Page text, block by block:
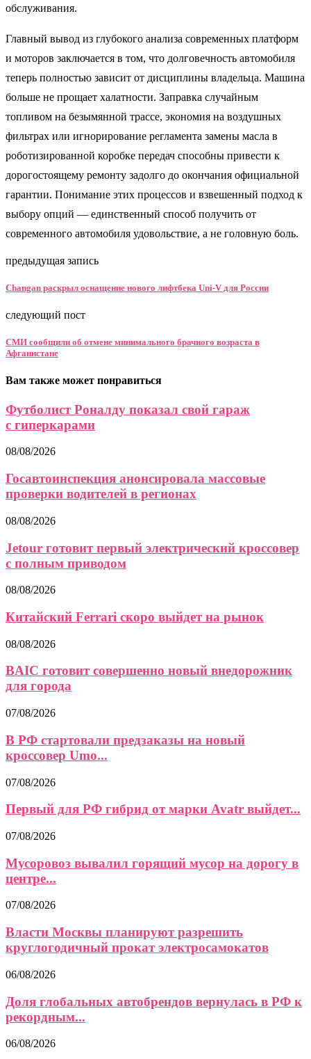
обслуживания.
Главный вывод из глубокого анализа современных платформ
и моторов заключается в том, что долговечность автомобиля
теперь полностью зависит от дисциплины владельца. Машина
больше не прощает халатности. Заправка случайным
топливом на безымянной трассе, экономия на воздушных
фильтрах или игнорирование регламента замены масла в
роботизированной коробке передач способны привести к
дорогостоящему ремонту задолго до окончания официальной
гарантии. Понимание этих процессов и взвешенный подход к
выбору опций — единственный способ получить от
современного автомобиля удовольствие, а не головную боль.
предыдущая запись
Changan раскрыл оснащение нового лифтбека Uni-V для России
следующий пост
СМИ сообщили об отмене минимального брачного возраста в
Афганистане
Вам также может понравиться
Футболист Роналду показал свой гараж
с гиперкарами
08/08/2026
Госавтоинспекция анонсировала массовые
проверки водителей в регионах
08/08/2026
Jetour готовит первый электрический кроссовер
с полным приводом
08/08/2026
Китайский Ferrari скоро выйдет на рынок
08/08/2026
BAIC готовит совершенно новый внедорожник
для города
07/08/2026
В РФ стартовали предзаказы на новый
кроссовер Umo...
07/08/2026
Первый для РФ гибрид от марки Avatr выйдет...
07/08/2026
Мусоровоз вывалил горящий мусор на дорогу в
центре...
07/08/2026
Власти Москвы планируют разрешить
круглогодичный прокат электросамокатов
06/08/2026
Доля глобальных автобрендов вернулась в РФ к
рекордным...
06/08/2026